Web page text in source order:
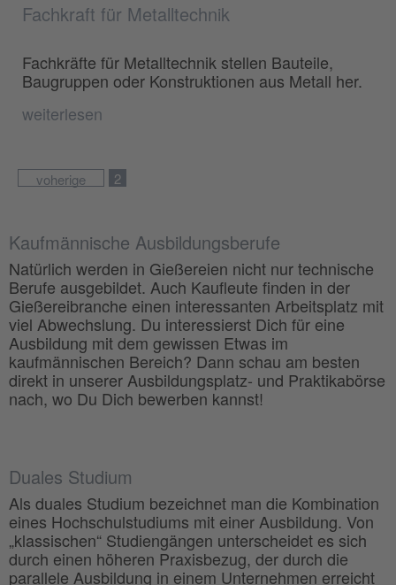
Fachkraft für Metalltechnik
Fachkräfte für Metalltechnik stellen Bauteile,
Baugruppen oder Konstruktionen aus Metall her.
weiterlesen
voherige 2
Kaufmännische Ausbildungsberufe
Natürlich werden in Gießereien nicht nur technische
Berufe ausgebildet. Auch Kaufleute finden in der
Gießereibranche einen interessanten Arbeitsplatz mit
viel Abwechslung. Du interessierst Dich für eine
Ausbildung mit dem gewissen Etwas im
kaufmännischen Bereich? Dann schau am besten
direkt in unserer Ausbildungsplatz- und Praktikabörse
nach, wo Du Dich bewerben kannst!
Duales Studium
Als duales Studium bezeichnet man die Kombination
eines Hochschulstudiums mit einer Ausbildung. Von
„klassischen“ Studiengängen unterscheidet es sich
durch einen höheren Praxisbezug, der durch die
parallele Ausbildung in einem Unternehmen erreicht